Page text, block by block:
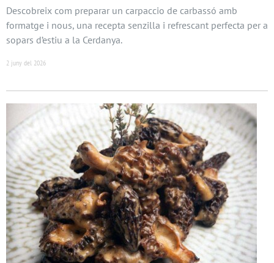
Descobreix com preparar un carpaccio de carbassó amb
formatge i nous, una recepta senzilla i refrescant perfecta per a
sopars d’estiu a la Cerdanya.
2 juny del 2026